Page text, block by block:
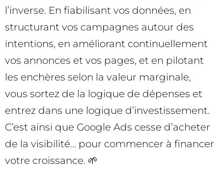
l’inverse. En fiabilisant vos données, en
structurant vos campagnes autour des
intentions, en améliorant continuellement
vos annonces et vos pages, et en pilotant
les enchères selon la valeur marginale,
vous sortez de la logique de dépenses et
entrez dans une logique d’investissement.
C’est ainsi que Google Ads cesse d’acheter
de la visibilité… pour commencer à financer
votre croissance. 🌱